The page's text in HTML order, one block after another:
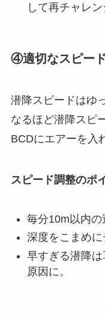
して再チャレン
④適切なスピー
潜降スピードはゆ
なるほど潜降スピ
BCDにエアーを入
スピード調整のポ
毎分10m以内の
深度をこまめに
早すぎる潜降
原因に。